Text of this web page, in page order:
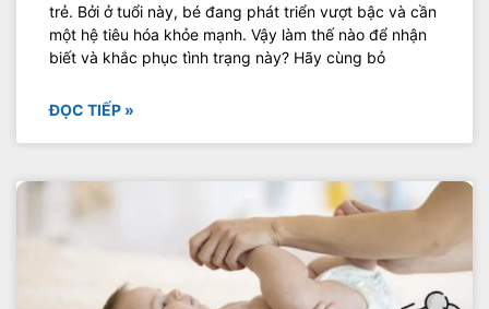
trẻ. Bởi ở tuổi này, bé đang phát triển vượt bậc và cần
một hệ tiêu hóa khỏe mạnh. Vậy làm thế nào để nhận
biết và khắc phục tình trạng này? Hãy cùng bỏ
ĐỌC TIẾP »